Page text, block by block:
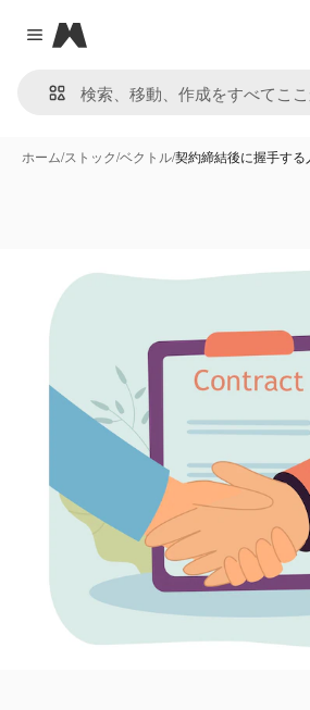
Close menu
Magnific
ホーム/ストック/ベクトル/契約締結後に握手す